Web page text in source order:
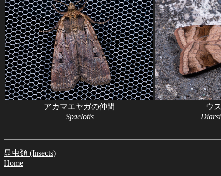
アカマエヤガの仲間
Spaelotis
ウ
昆虫類 (Insects)
Home